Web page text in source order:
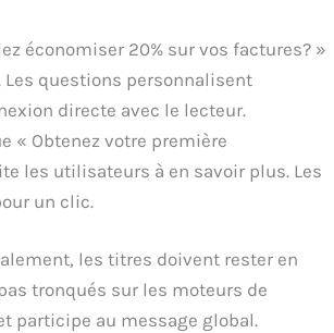
économiser 20% sur vos factures? »
questions personnalisent
directe avec le lecteur.
« Obtenez votre première
les utilisateurs à en savoir plus. Les
un clic.
les titres doivent rester en
tronqués sur les moteurs de
participe au message global.